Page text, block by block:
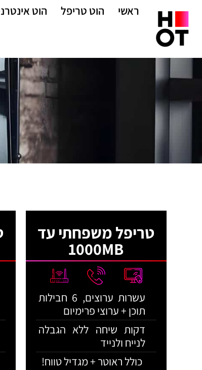
ראשי הוט טריפל הוט
טריפל משפחתי עד
1000MB
עשרות ערוצים, 6 חבילות
תוכן + ערוצי פרימיום
דקות שיחה ללא הגבלה
לנייח ולנייד
כולל ראוטר + מגדיל טווח!